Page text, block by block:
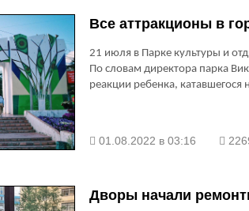
Все аттракционы в
21 июля в Парке культуры и
По словам директора парка
реакции ребенка, катавшегося
01.08.2022 в 03:16
Дворы начали